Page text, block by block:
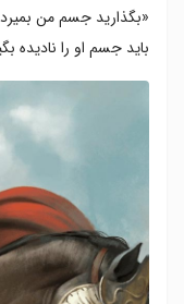
«بگذارید جسم من
باید جسم او را نادیده